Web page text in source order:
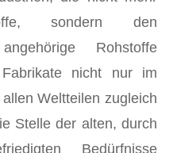
sondern den
Rohstoffe
nicht nur im
Weltteilen zugleich
Stelle der alten, durch
Bedürfnisse